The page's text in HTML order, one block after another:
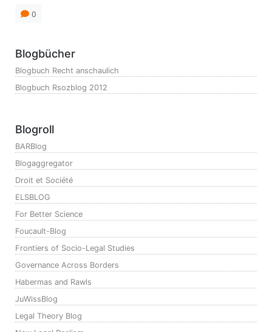
0
Blogbücher
Blogbuch Recht anschaulich
Blogbuch Rsozblog 2012
Blogroll
BARBlog
Blogaggregator
Droit et Société
ELSBLOG
For Better Science
Foucault-Blog
Frontiers of Socio-Legal Studies
Governance Across Borders
Habermas and Rawls
JuWissBlog
Legal Theory Blog